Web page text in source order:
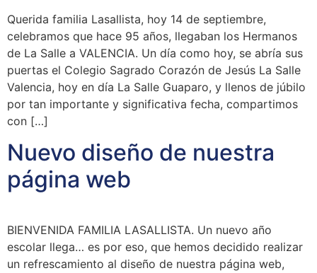
Querida familia Lasallista, hoy 14 de septiembre,
celebramos que hace 95 años, llegaban los Hermanos
de La Salle a VALENCIA. Un día como hoy, se abría sus
puertas el Colegio Sagrado Corazón de Jesús La Salle
Valencia, hoy en día La Salle Guaparo, y llenos de júbilo
por tan importante y significativa fecha, compartimos
con […]
Nuevo diseño de nuestra
página web
BIENVENIDA FAMILIA LASALLISTA. Un nuevo año
escolar llega… es por eso, que hemos decidido realizar
un refrescamiento al diseño de nuestra página web,